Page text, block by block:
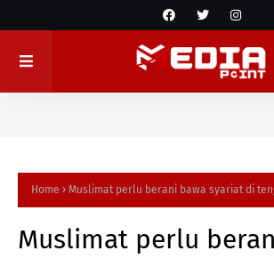
Home Muslimat perlu berani bawa syariat di
Muslimat perlu